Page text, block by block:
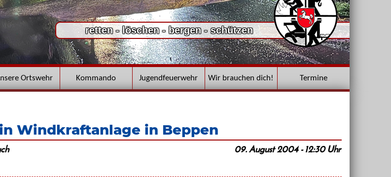
retten - löschen - bergen - schützen
Ortswehr Kommando Jugendfeuerwehr Wir brauchen dich! Termine
Windkraftanlage in Beppen
09. August 2004 - 12:30 Uhr